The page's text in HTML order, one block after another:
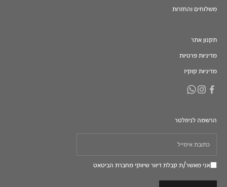
משלוחים והחזרות
תקנון אתר
מדיניות פרטיות
מדיניות קוקיז
הרשמה לניוזלטר
אני מאשר/ת קבלת דיוור שיווקי מחברת הביטאט